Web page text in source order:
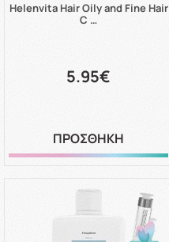
Helenvita Hair Oily and Fine Hair
C …
5.95€
ΠΡΟΣΘΗΚΗ